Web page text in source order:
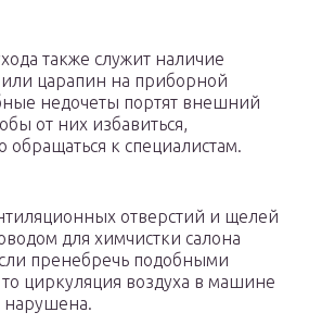
также служит наличие
царапин на приборной
недочеты портят внешний
от них избавиться,
обращаться к специалистам.
отверстий и щелей
для химчистки салона
пренебречь подобными
циркуляция воздуха в машине
нарушена.